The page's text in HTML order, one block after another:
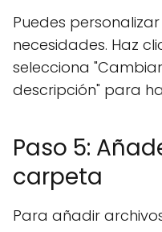
Puedes
necesidades. Haz
selecciona
descripción" para
Paso 5:
carpeta
Para añadir